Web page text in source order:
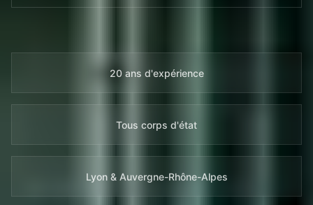
20 ans d'expérience
Tous corps d'état
Lyon & Auvergne-Rhône-Alpes